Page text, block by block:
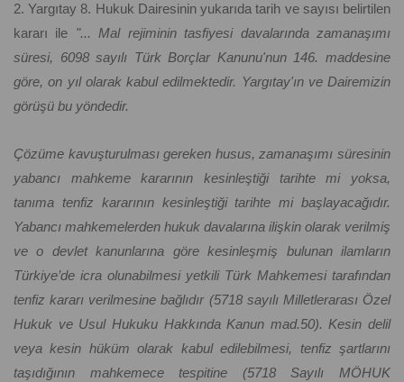
2. Yargıtay 8. Hukuk Dairesinin yukarıda tarih ve sayısı belirtilen
kararı ile "... Mal rejiminin tasfiyesi davalarında zamanaşımı
süresi, 6098 sayılı Türk Borçlar Kanunu'nun 146. maddesine
göre, on yıl olarak kabul edilmektedir. Yargıtay'ın ve Dairemizin
görüşü bu yöndedir.
Çözüme kavuşturulması gereken husus, zamanaşımı süresinin
yabancı mahkeme kararının kesinleştiği tarihte mi yoksa,
tanıma tenfiz kararının kesinleştiği tarihte mi başlayacağıdır.
Yabancı mahkemelerden hukuk davalarına ilişkin olarak verilmiş
ve o devlet kanunlarına göre kesinleşmiş bulunan ilamların
Türkiye’de icra olunabilmesi yetkili Türk Mahkemesi tarafından
tenfiz kararı verilmesine bağlıdır (5718 sayılı Milletlerarası Özel
Hukuk ve Usul Hukuku Hakkında Kanun mad.50). Kesin delil
veya kesin hüküm olarak kabul edilebilmesi, tenfiz şartlarını
taşıdığının mahkemece tespitine (5718 Sayılı MÖHUK